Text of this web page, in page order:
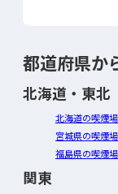
都道府県か
北海道・東北
北海道の喫煙
宮城県の喫煙
福島県の喫煙
関東